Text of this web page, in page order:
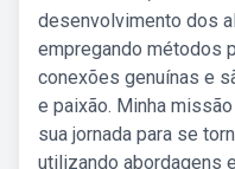
desenvolvimento dos
empregando métodos
conexões genuínas e
e paixão. Minha
sua jornada para se
utilizando abordagens